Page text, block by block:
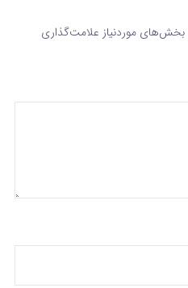
بخش‌های موردنیاز علامت‌گذاری